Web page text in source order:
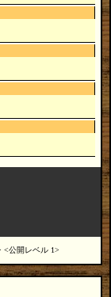
公開レベル 1